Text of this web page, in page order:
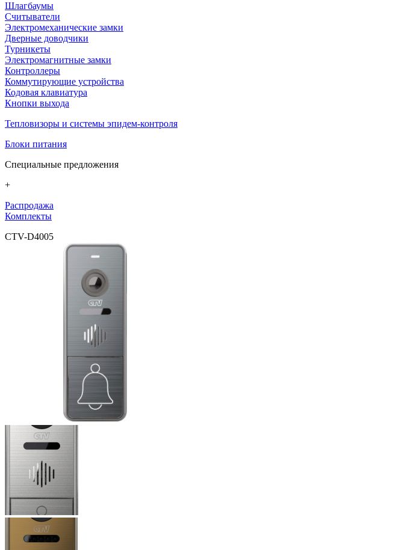
Шлагбаумы
Считыватели
Электромеханические замки
Дверные доводчики
Турникеты
Электромагнитные замки
Контроллеры
Коммутирующие устройства
Кодовая клавиатура
Кнопки выхода
Тепловизоры и системы эпидем-контроля
Блоки питания
Специальные предложения
+
Распродажа
Комплекты
CTV-D4005